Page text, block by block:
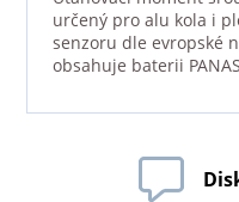
určený pro alu kola i
senzoru dle evropské
obsahuje baterii